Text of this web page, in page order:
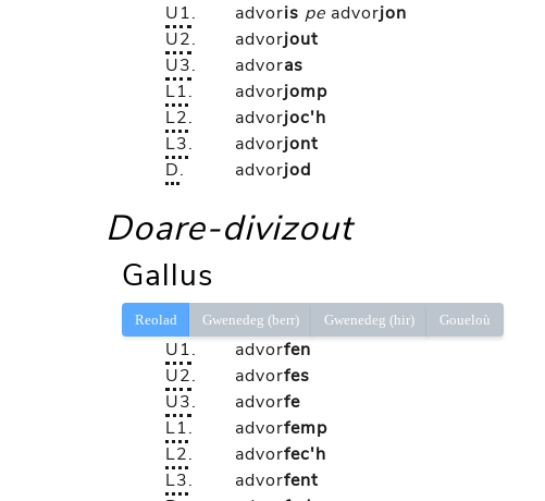
U1. advoris pe advorjon
U2. advorjout
U3. advoras
L1. advorjomp
L2. advorjoc'h
L3. advorjont
D. advorjod
Doare-divizout
Gallus
Reolad Gwenedeg (berr) Gwenedeg (hir) Goueloù
U1. advorfen
U2. advorfes
U3. advorfe
L1. advorfemp
L2. advorfec'h
L3. advorfent